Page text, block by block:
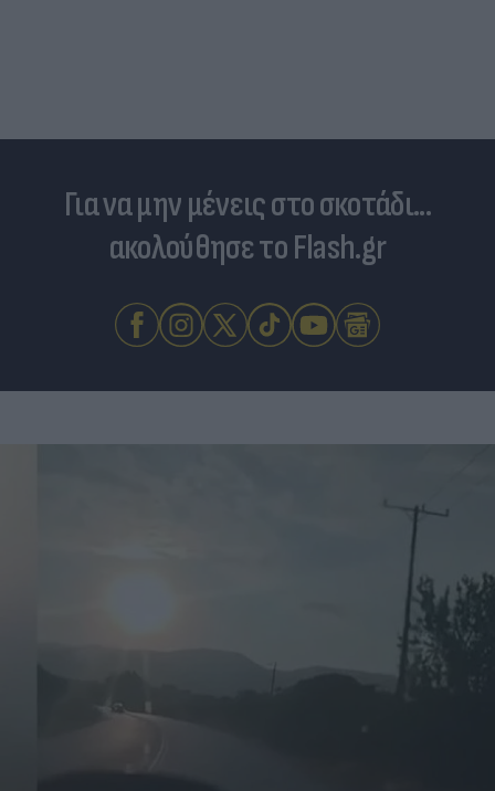
Για να μην μένεις στο σκοτάδι...
ακολούθησε το Flash.gr